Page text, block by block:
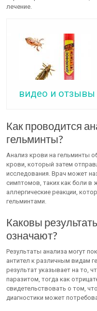
лечение.
видео и отзывы
Как проводится
гельминты?
Анализ крови на гельминты
крови, который затем
исследования. Врач может
симптомов, таких как боли в
аллергические реакции,
гельминтами.
Каковы
означают?
Результаты анализа могут
антител к различным видам
результат указывает на то,
паразитом, тогда как
свидетельствовать о том,
диагностики может